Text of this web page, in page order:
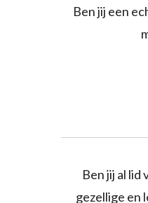
Ben jij een
Ben jij al
gezellige en